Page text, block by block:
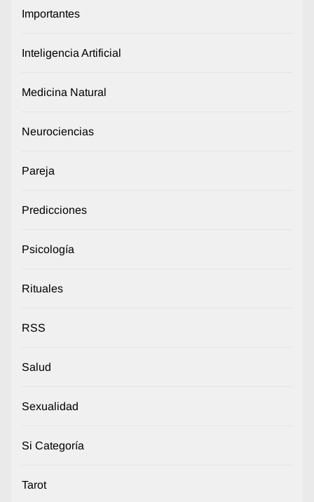
Importantes
Inteligencia Artificial
Medicina Natural
Neurociencias
Pareja
Predicciones
Psicología
Rituales
RSS
Salud
Sexualidad
Si Categoría
Tarot